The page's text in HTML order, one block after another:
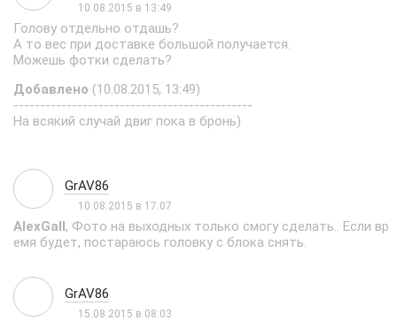
10.08.2015 в 13:49
Голову отдельно отдашь?
А то вес при доставке большой получается.
Можешь фотки сделать?
Добавлено (10.08.2015, 13:49)
---------------------------------------------
На всякий случай двиг пока в бронь)
GrAV86
10.08.2015 в 17:07
AlexGall, Фото на выходных только смогу сделать.. Если вр
емя будет, постараюсь головку с блока снять.
GrAV86
15.08.2015 в 08:03